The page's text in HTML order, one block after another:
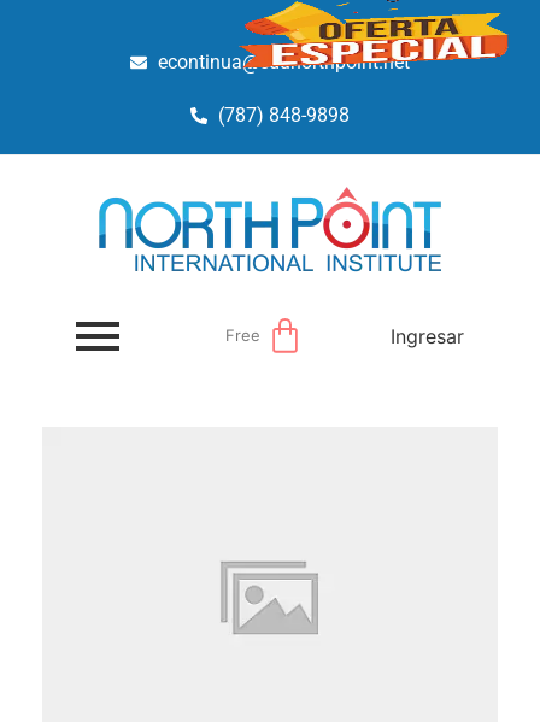
econtinua@edunorthpoint.net
(787) 848-9898
Free Ingresar